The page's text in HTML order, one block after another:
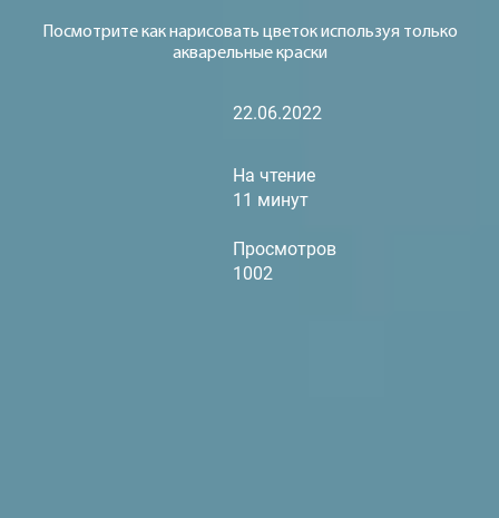
Посмотрите как нарисовать цветок используя только
акварельные краски
22.06.2022
На чтение
11 минут
Просмотров
1002